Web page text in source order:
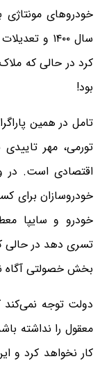
خودروهای
کرد در حالی که
بود!
تامل در همین
تورمی، مهر
اقتصادی است. در
خودروسازان برای
خودرو و سایپا
تسری دهد در حالی
بخش خصولتی
دولت توجه
معقول را نداشته
کار نخواهد کرد و